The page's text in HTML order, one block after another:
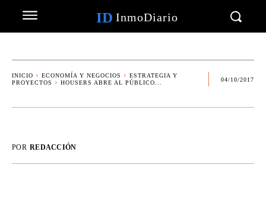
ID InmoDiario
INICIO ECONOMÍA Y NEGOCIOS
ESTRATEGIA Y
PROYECTOS
HOUSERS ABRE AL PÚBLICO...
04/10/2017
POR REDACCIÓN